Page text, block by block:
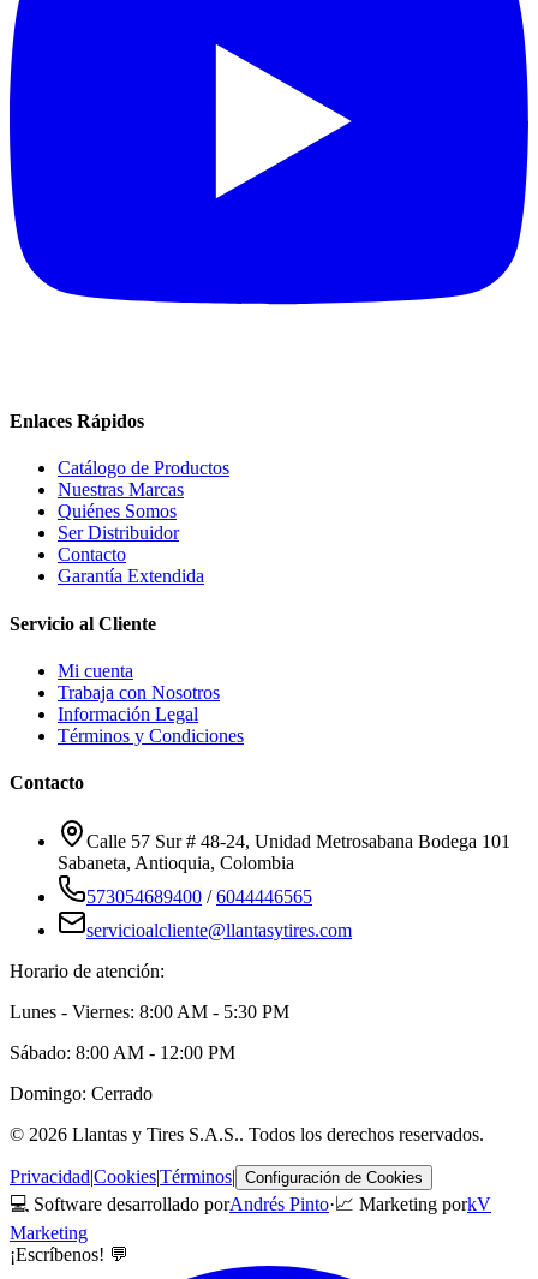
Enlaces Rápidos
Catálogo de Productos
Nuestras Marcas
Quiénes Somos
Ser Distribuidor
Contacto
Garantía Extendida
Servicio al Cliente
Mi cuenta
Trabaja con Nosotros
Información Legal
Términos y Condiciones
Contacto
Calle 57 Sur # 48-24, Unidad Metrosabana Bodega 101
Sabaneta, Antioquia, Colombia
573054689400 /6044446565
servicioalcliente@llantasytires.com
Horario de atención:
Lunes - Viernes: 8:00 AM - 5:30 PM
Sábado: 8:00 AM - 12:00 PM
Domingo: Cerrado
© 2026 Llantas y Tires S.A.S.. Todos los derechos reservados.
Privacidad|Cookies|Términos| Configuración de Cookies
💻 Software desarrollado porAndrés Pinto·📈 Marketing porkV
Marketing
¡Escríbenos! 💬